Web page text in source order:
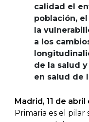
calidad el
población,
la
a los
de la salud
en salud de
Madrid, 11 de abril
Primaria es el pilar